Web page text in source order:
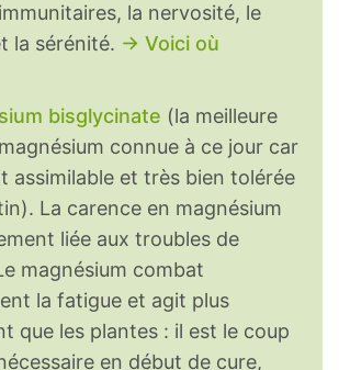
la nervosité, le
la sérénité. → Voici où
bisglycinate (la meilleure
connue à ce jour car
assimilable et très bien tolérée
La carence en magnésium
liée aux troubles de
magnésium combat
la fatigue et agit plus
que les plantes : il est le coup
en début de cure,